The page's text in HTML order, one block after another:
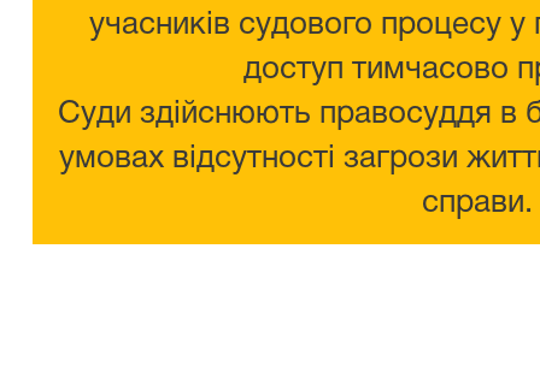
учасників судового процесу у
доступ тимчасово
Суди здійснюють правосуддя в
умовах відсутності загрози
справи.